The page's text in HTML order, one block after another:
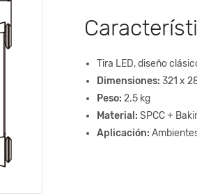
Tira LED, diseño
Dimensiones: 321 x
Peso: 2.5 kg
Material: SPCC +
Aplicación: